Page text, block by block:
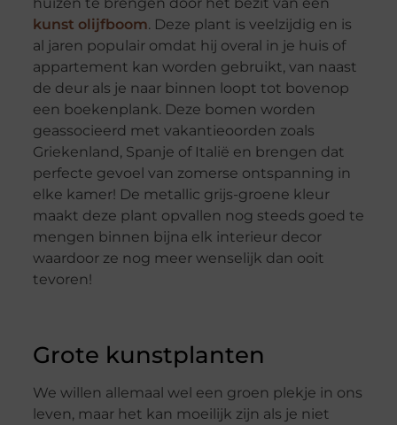
kunst olijfboom. Deze plant is veelzijdig en is
al jaren populair omdat hij overal in je huis of
appartement kan worden gebruikt, van naast
de deur als je naar binnen loopt tot bovenop
een boekenplank. Deze bomen worden
geassocieerd met vakantieoorden zoals
Griekenland, Spanje of Italië en brengen dat
perfecte gevoel van zomerse ontspanning in
elke kamer! De metallic grijs-groene kleur
maakt deze plant opvallen nog steeds goed te
mengen binnen bijna elk interieur decor
waardoor ze nog meer wenselijk dan ooit
tevoren!
Grote kunstplanten
We willen allemaal wel een groen plekje in ons
leven, maar het kan moeilijk zijn als je niet